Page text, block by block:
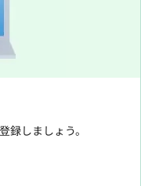
録しましょう。